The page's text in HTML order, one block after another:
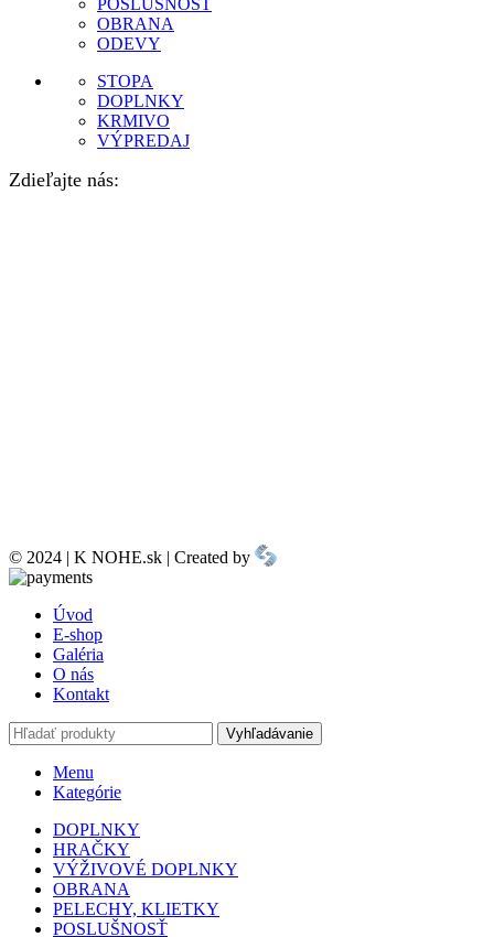
POSLUŠNOSŤ
OBRANA
ODEVY
STOPA
DOPLNKY
KRMIVO
VÝPREDAJ
Zdieľajte nás:
© 2024 | K NOHE.sk | Created by
Úvod
E-shop
Galéria
O nás
Kontakt
Vyhľadávanie
Menu
Kategórie
DOPLNKY
HRAČKY
VÝŽIVOVÉ DOPLNKY
OBRANA
PELECHY, KLIETKY
POSLUŠNOSŤ